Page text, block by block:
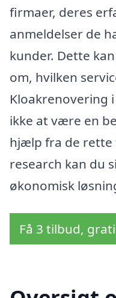
firmaer, deres
anmeldelser de
kunder. Dette
om, hvilken
Kloakrenovering
ikke at være en
hjælp fra de rette
research kan du
økonomisk
Få 3 tilbud,